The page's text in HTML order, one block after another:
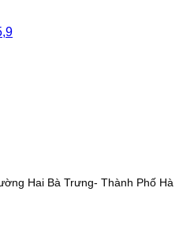
Hai Bà Trưng- Thành Phố Hà